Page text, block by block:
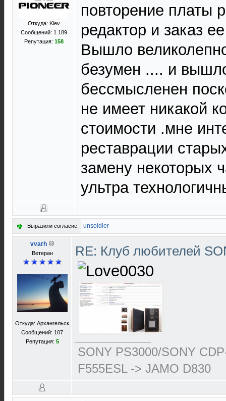
Откуда: Kiev
Сообщений: 1 189
Репутация: 158
повторение платы
редактор и заказ
Вышло
безумен .... и
бессмысленен
не имеет никакой
стоимости .мне
реставрации
замену некоторых
ультра
Выразили согласие: unsoldier
vvarh
Ветеран
Откуда: Архангельск
Сообщений: 107
Репутация: 5
RE: Клуб любителей
SONY PS3000/SONY
F555ESL -> JAMO D830